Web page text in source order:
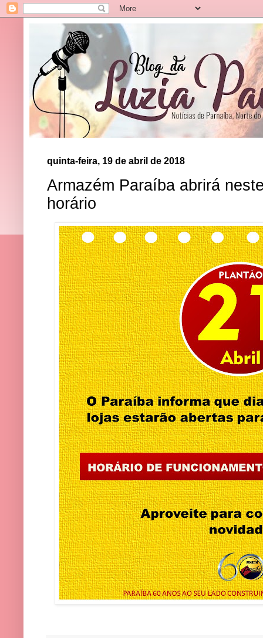
quinta-feira, 19 de abril de 2018
Armazém Paraíba abrirá
horário